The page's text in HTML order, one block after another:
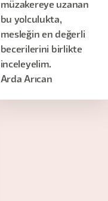
müzakereye uzanan
bu yolculukta,
mesleğin en değerli
becerilerini birlikte
inceleyelim.
Arda Arıcan